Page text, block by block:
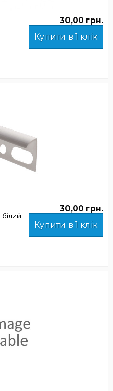
30,00 грн.
Купити в 1 клік
30,00 грн.
Купити в 1 клік